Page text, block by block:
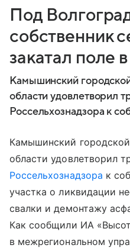
Под
собственник
закатал поле
Камышинский
области удовлетворил
Россельхознадзора к
Камышинский
области удовлетворил
Россельхознадзора к
участка о ликвидации
свалки и демонтажу
Как сообщили ИА
в межрегиональном